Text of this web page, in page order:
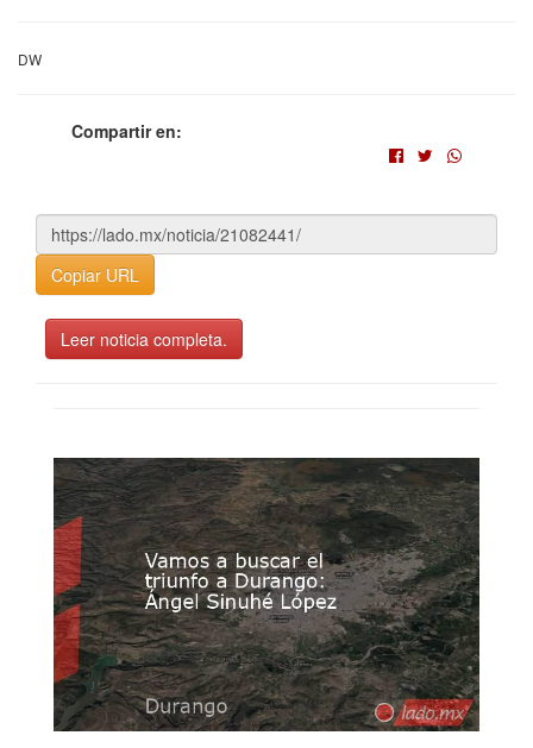
DW
Compartir en:
Copiar URL
Leer noticia completa.